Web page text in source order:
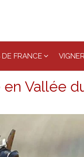
DE FRANCE
Vallée